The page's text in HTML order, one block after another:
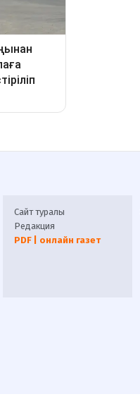
Сайт туралы
Редакция
PDF | онлайн газет